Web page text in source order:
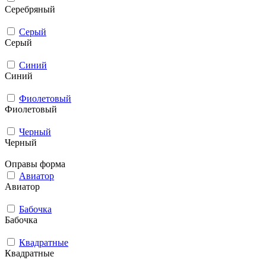
Серебряный
Серый
Серый
Синий
Синий
Фиолетовый
Фиолетовый
Черный
Черный
Оправы форма
Авиатор
Авиатор
Бабочка
Бабочка
Квадратные
Квадратные